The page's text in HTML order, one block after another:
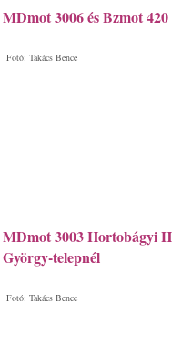
MDmot 3006 és Bzmot
Fotó: Takács Bence
MDmot 3003 Hortobágyi
György-telepnél
Fotó: Takács Bence